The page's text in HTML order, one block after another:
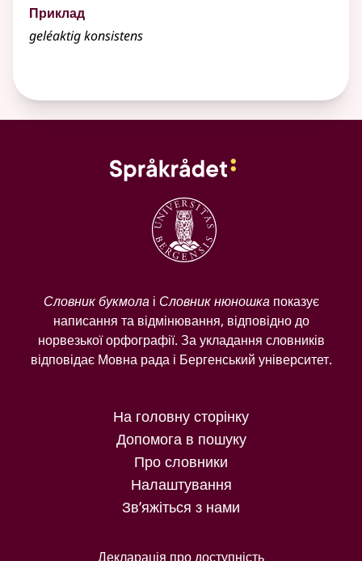
Приклад
geléaktig konsistens
Словник букмолаі Словник нюношкапоказує
написання та відмінювання, відповідно до
норвезької орфографії. За укладання словників
відповідає Мовна рада і Бергенський університет.
На головну сторінку
Допомога в пошуку
Про словники
Налаштування
Зв’яжіться з нами
Декларація про доступність